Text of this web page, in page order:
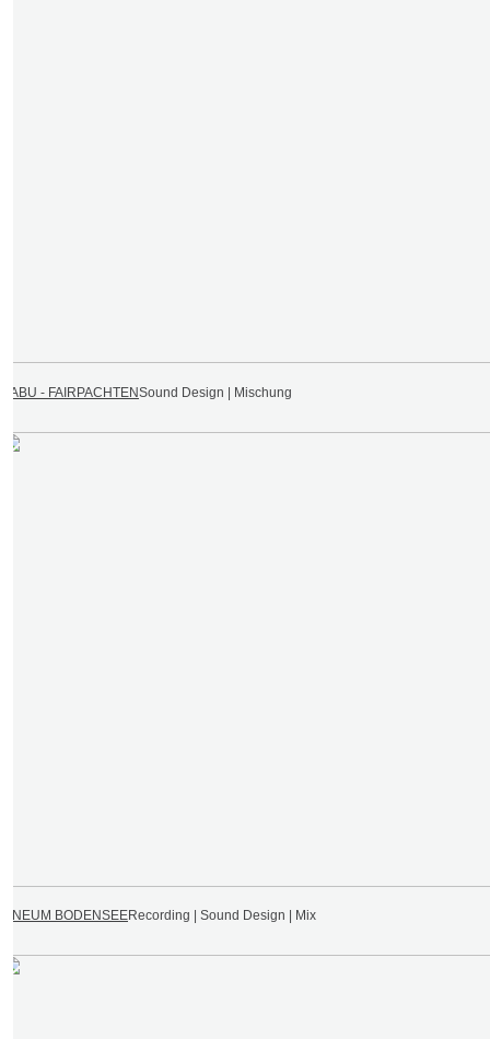
NABU - FAIRPACHTENSound Design | Mischung
VINEUM BODENSEERecording | Sound Design | Mix